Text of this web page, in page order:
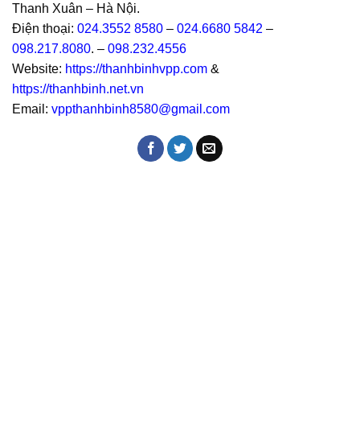
Thanh Xuân – Hà Nội.
Điện thoại: 024.3552 8580 – 024.6680 5842 –
098.217.8080. – 098.232.4556
Website: https://thanhbinhvpp.com &
https://thanhbinh.net.vn
Email: vppthanhbinh8580@gmail.com